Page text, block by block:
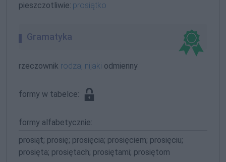
pieszczotliwie: prosiątko
Gramatyka
rzeczownik rodzaj nijaki odmienny
formy w tabelce:
formy alfabetycznie:
prosiąt; prosię; prosięcia; prosięciem; prosięciu;
prosięta; prosiętach; prosiętami; prosiętom